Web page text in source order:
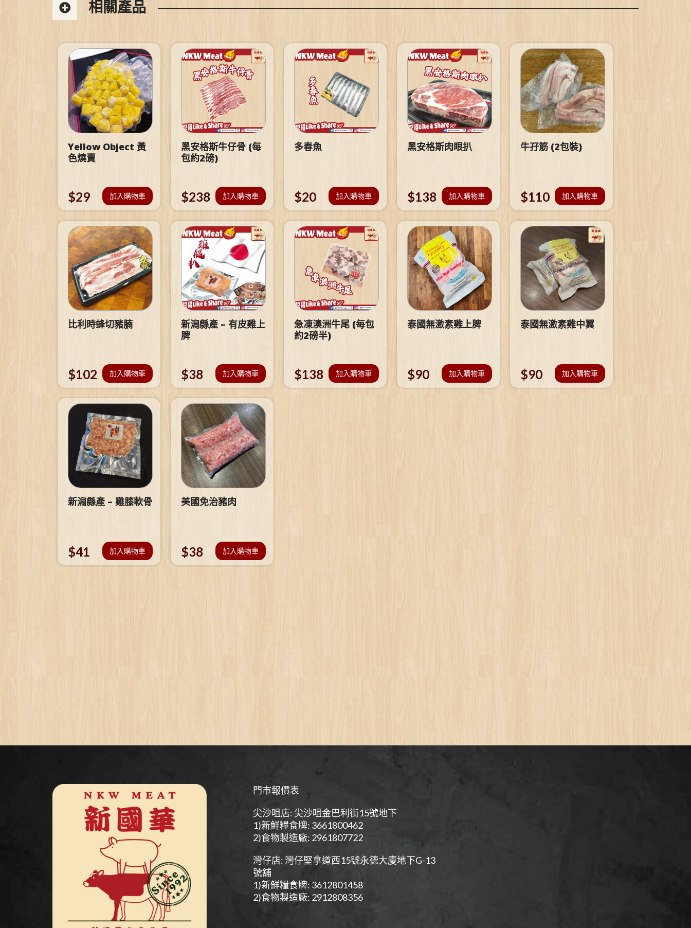
相關產品
Yellow Object 黃
色燒賣
$29 加入購物車
黑安格斯牛仔骨 (每
包約2磅)
$238 加入購物車
多春魚
$20 加入購物車
黑安格斯肉眼扒
$138 加入購物車
牛孖筋 (2包裝)
$110 加入購物車
比利時蜂切豬腩
$102 加入購物車
新潟縣產 – 有皮雞上
脾
$38 加入購物車
急凍澳洲牛尾 (每包
約2磅半)
$138 加入購物車
泰國無激素雞上脾
$90 加入購物車
泰國無激素雞中翼
$90 加入購物車
新潟縣產 – 雞膝軟骨
$41 加入購物車
美國免治豬肉
$38 加入購物車
門市報價表
尖沙咀店: 尖沙咀金巴利街15號地下
1)新鮮糧食牌: 3661800462
2)食物製造廠: 2961807722
灣仔店: 灣仔堅拿道西15號永德大廈地下G-13
號舖
1)新鮮糧食牌: 3612801458
2)食物製造廠: 2912808356